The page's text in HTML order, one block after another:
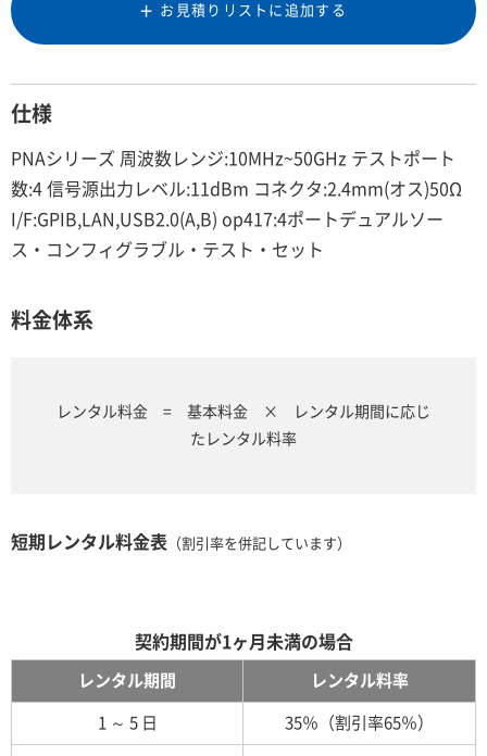
お見積りリストに追加する
仕様
PNAシリーズ 周波数レンジ:10MHz~50GHz テストポート
数:4 信号源出力レベル:11dBm コネクタ:2.4mm(オス)50Ω
I/F:GPIB,LAN,USB2.0(A,B) op417:4ポートデュアルソー
ス・コンフィグラブル・テスト・セット
料金体系
レンタル料金 = 基本料金 × レンタル期間に応じ
たレンタル料率
短期レンタル料金表 （割引率を併記しています）
契約期間が1ヶ月未満の場合
レンタル期間 レンタル料率
1 ～ 5 日 35％（割引率65％）